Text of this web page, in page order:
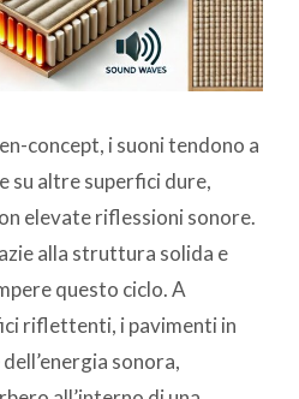
concept, i suoni tendono a
su altre superfici dure,
elevate riflessioni sonore.
alla struttura solida e
questo ciclo. A
riflettenti, i pavimenti in
sonora,